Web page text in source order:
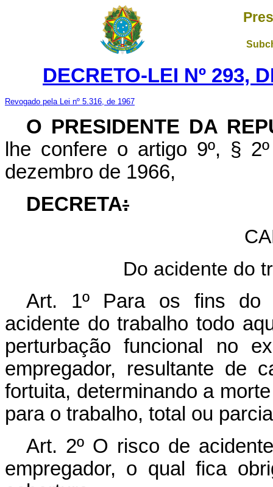
DECRETO-LEI Nº 293,
Revogado pela Lei nº 5.316, de 1967
O PRESIDENTE DA
lhe confere o artigo 9º, §
dezembro de 1966,
DECRETA:
Do acidente do
Art. 1º Para os fins do
acidente do trabalho todo
perturbação funcional no
empregador, resultante de
fortuita, determinando a
para o trabalho, total ou
Art. 2º O risco de
empregador, o qual fica